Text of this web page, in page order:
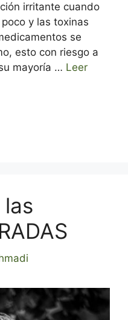
irritante cuando
y las toxinas
se
esto con riesgo a
mayoría … Leer